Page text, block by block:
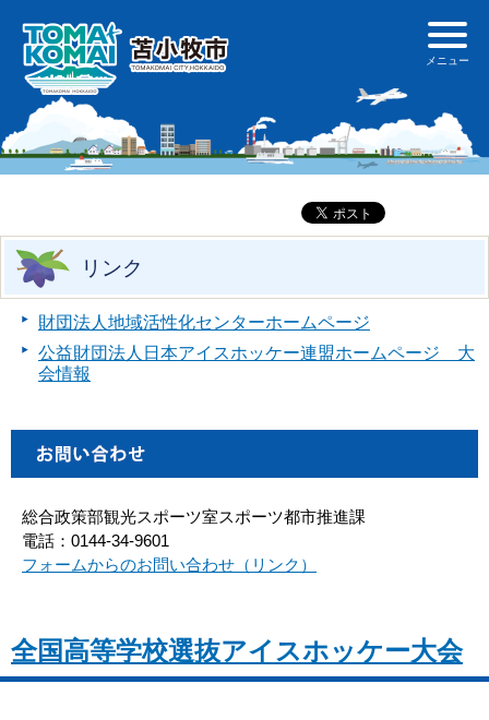
リンク
財団法人地域活性化センターホームページ
公益財団法人日本アイスホッケー連盟ホームページ 大
会情報
総合政策部観光スポーツ室スポーツ都市推進課
電話：0144-34-9601
フォームからのお問い合わせ（リンク）
全国高等学校選抜アイスホッケー大会